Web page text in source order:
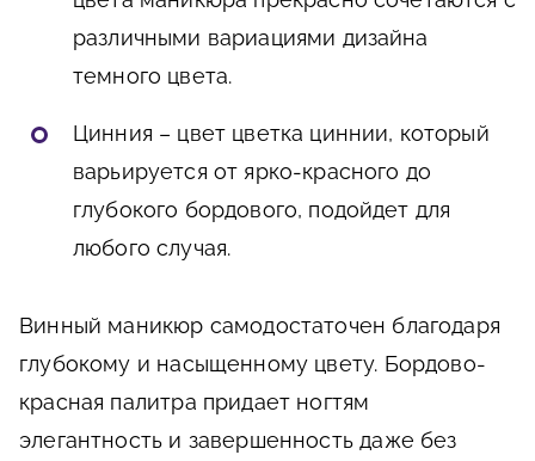
различными вариациями дизайна
темного цвета.
Цинния – цвет цветка циннии, который
варьируется от ярко-красного до
глубокого бордового, подойдет для
любого случая.
Винный маникюр самодостаточен благодаря
глубокому и насыщенному цвету. Бордово-
красная палитра придает ногтям
элегантность и завершенность даже без